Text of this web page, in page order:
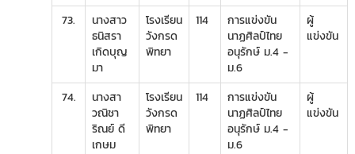
73.
นางสาว
ธนิสรา
เกิดบุญ
มา
โรงเรียน
วังกรด
พิทยา
114
การแข่งขัน
นาฏศิลป์ไทย
อนุรักษ์ ม.4 -
ม.6
ผู้
แข่งขัน
74.
นางสา
วณิชา
ริณย์ ดี
เกษม
โรงเรียน
วังกรด
พิทยา
114
การแข่งขัน
นาฏศิลป์ไทย
อนุรักษ์ ม.4 -
ม.6
ผู้
แข่งขัน